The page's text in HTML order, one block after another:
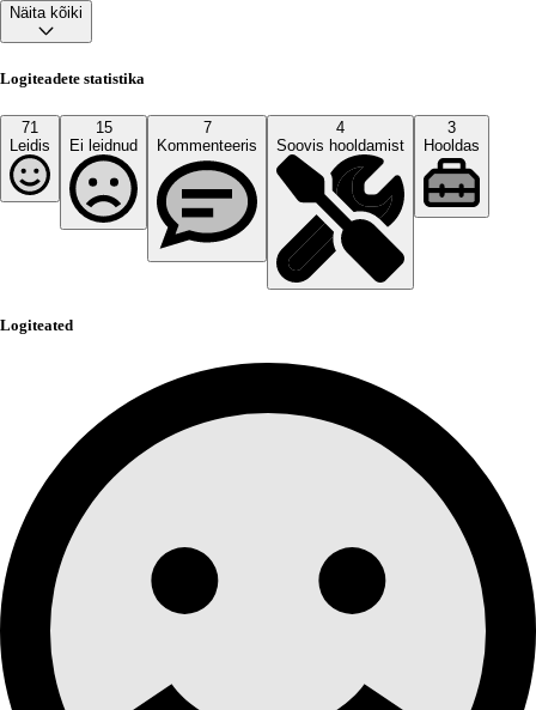
Näita kõiki
Logiteadete statistika
71
Leidis
15
Ei leidnud
7
Kommenteeris
4
Soovis hooldamist
3
Hooldas
Logiteated